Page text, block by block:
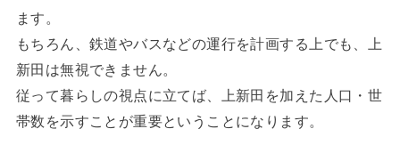
ます。
もちろん、鉄道やバスなどの運行を計画する上でも、上
新田は無視できません。
従って暮らしの視点に立てば、上新田を加えた人口・世
帯数を示すことが重要ということになります。